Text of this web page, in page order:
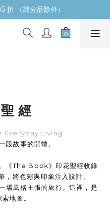
折 （部分品除外）
經
Everyday Living
段故事的開端。
《The Book》印花聖經收錄
將色彩與印象注入設計。
場風格主張的旅行。這裡，是
地圖。